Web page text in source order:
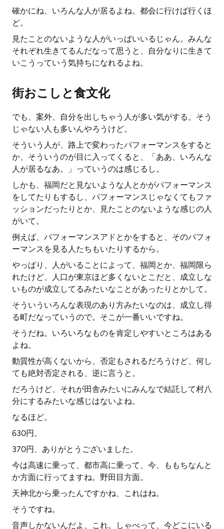
確かにね、いろんな人が居るよね。都会に行けば行くほ
ど。
見たことのないような人がいっぱいいるじゃん。みんな
それぞれ生きてるんだなって思うと、自分なりに生きて
いこうっていう気持ちになれるよね。
街おこしと食文化
でも、案外、自分を出しちゃう人が多い気がする。そう
じゃない人も多いんやろうけど。
そういう人が、路上で変わったパフォーマンスをすると
か、そういうのが目に入ってくると、「ああ、いろんな
人が居るなあ。」っていうのは感じるし。
しかも、福岡だと見ないような人とかがパフォーマンス
をしてたりもするし、パフォーマンスじゃなくてもファ
ッションだったりとか、見たことのないような感じの人
がいて。
例えば、パフォーマンスアドとかをすると、そのパフォ
ーマンスを見る人たちもいたりするから。
やっぱり、人がいることによって、福岡とか、福岡限ら
れたけど、人口が東京ほど多くないとこだと、成立しな
いものが成立してるみたいなことがあったりとかして。
そういういろんな表現のあり方みたいなのは、成立し得
る町だなっていうので。そこが一番いいですね。
そうだね。いろいろなものを肯定しやすいところはある
よね。
動質性が高くないから、否定もされるだろうけど、何し
ても絶対否定される、逆に言うと。
だろうけど、それが田舎みたいにみんなで結託して村八
分にするみたいな感じはないよね。
なるほど。
630円。
370円、ありがとうございました。
今は高速に乗って、都市高に乗って、今、ももちなんと
か方面に行ってますね。野田目方面。
天神北から乗ったんですかね、これはね。
そうですね。
音声しかないんだよ、これ。しゃべって、今どこにいる